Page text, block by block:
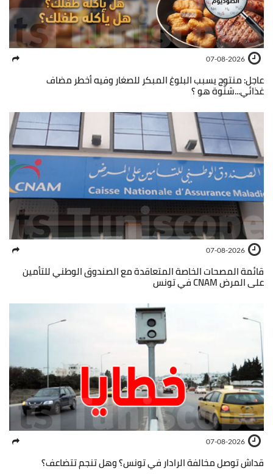
07-08-2026
عاجل: منتوج يسبب البلوغ المبكر للصغار وفيه أخطر مضاف
غذائي...شنّوة هو ؟
07-08-2026
قائمة المصحات الخاصة المتعاقدة مع الصندوق الوطني للتأمين
على المرض CNAM في تونس
07-08-2026
قداش توصل مخالفة الرادار في تونس؟ وهل تنجم تتضاعف؟